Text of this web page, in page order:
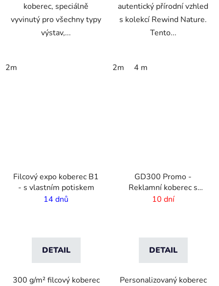
koberec, speciálně
vyvinutý pro všechny typy
výstav,...
2m
autentický přírodní vzhled
s kolekcí Rewind Nature.
Tento...
2m 4 m
Filcový expo koberec B1
- s vlastním potiskem
14 dnů
DETAIL
300 g/m² filcový koberec
GD300 Promo -
Reklamní koberec s
vlastním potiskem
10 dní
DETAIL
Personalizovaný koberec